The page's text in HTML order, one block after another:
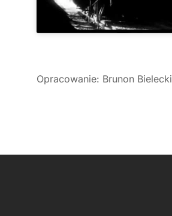
Opracowanie: Brunon Bielecki